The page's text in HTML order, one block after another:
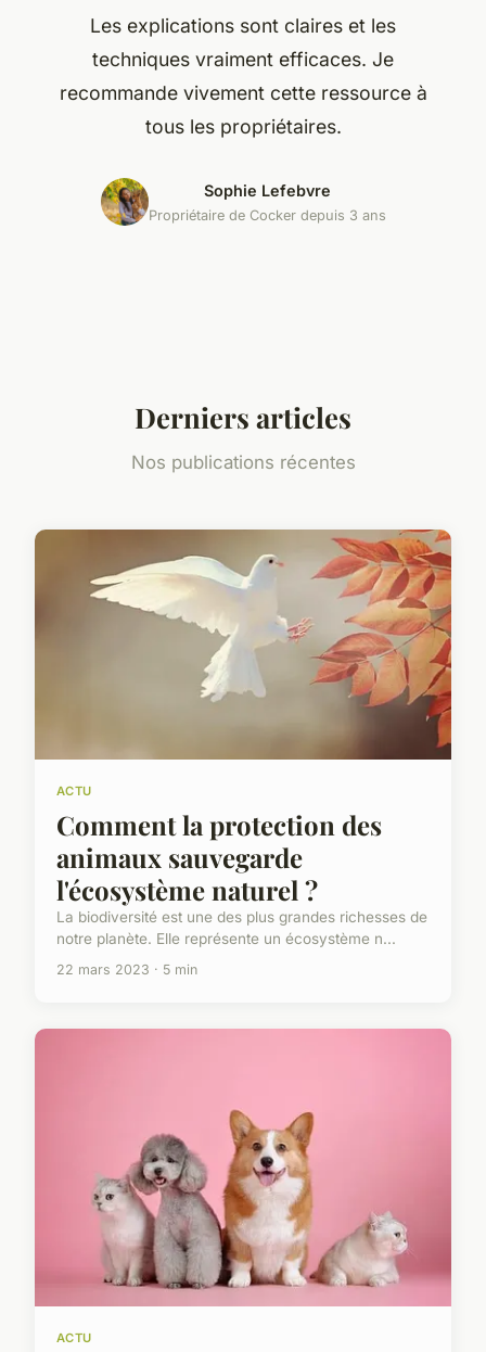
Les explications sont claires et les
techniques vraiment efficaces. Je
recommande vivement cette ressource à
tous les propriétaires.
Sophie Lefebvre
Propriétaire de Cocker depuis 3 ans
Derniers articles
Nos publications récentes
ACTU
Comment la protection des
animaux sauvegarde
l'écosystème naturel ?
La biodiversité est une des plus grandes richesses de
notre planète. Elle représente un écosystème n...
22 mars 2023 · 5 min
ACTU